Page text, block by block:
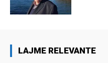
LAJME RELEVANTE